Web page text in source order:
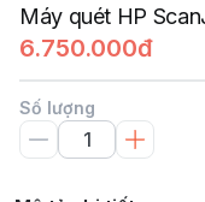
Máy quét HP
6.750.000đ
Số lượng